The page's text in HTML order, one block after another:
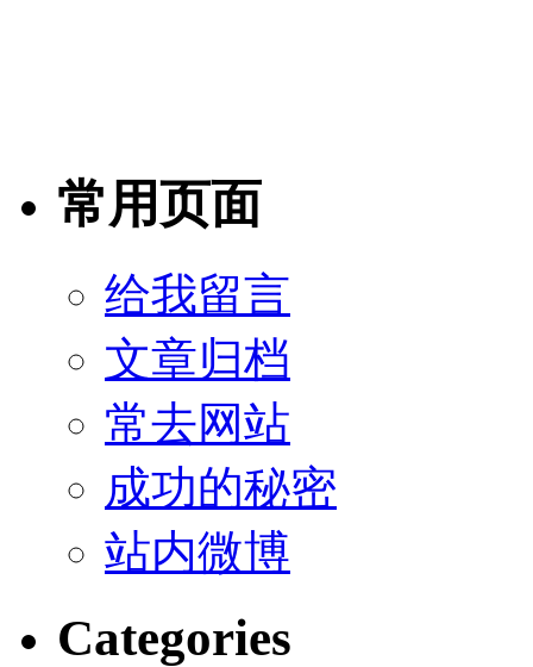
常用页面
给我留言
文章归档
常去网站
成功的秘密
站内微博
Categories